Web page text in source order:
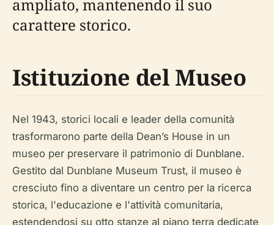
ampliato, mantenendo il suo
carattere storico.
Istituzione del Museo
Nel 1943, storici locali e leader della comunità
trasformarono parte della Dean’s House in un
museo per preservare il patrimonio di Dunblane.
Gestito dal Dunblane Museum Trust, il museo è
cresciuto fino a diventare un centro per la ricerca
storica, l'educazione e l'attività comunitaria,
estendendosi su otto stanze al piano terra dedicate